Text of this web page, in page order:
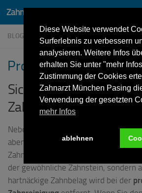
Zum Inhalt springen
BLOG ZAHNARZT-INFOS ZAHNREINIGUNG
Professionelle
Sich mit einer
Zahnreinigung besser
Neben Ihrem standardmäßigen
abendlichen Zähneputzen sollte auch
Zahnreinigung bei Ihrem Zahnarzt
der gewöhnliche Zahnstein, sondern
hartnäckige Zahnbelag wird bei der
Diese Website verwendet
Surferlebnis zu verbessern
analysieren. Weitere Infos
erhalten Sie unter "mehr
Zustimmung der Cookies
Zahnarzt München Pasing
Verwendung der gesetzten
mehr Infos
ablehnen